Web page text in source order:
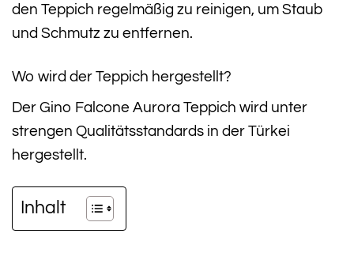
den Teppich regelmäßig zu reinigen, um Staub
und Schmutz zu entfernen.
Wo wird der Teppich hergestellt?
Der Gino Falcone Aurora Teppich wird unter
strengen Qualitätsstandards in der Türkei
hergestellt.
Inhalt